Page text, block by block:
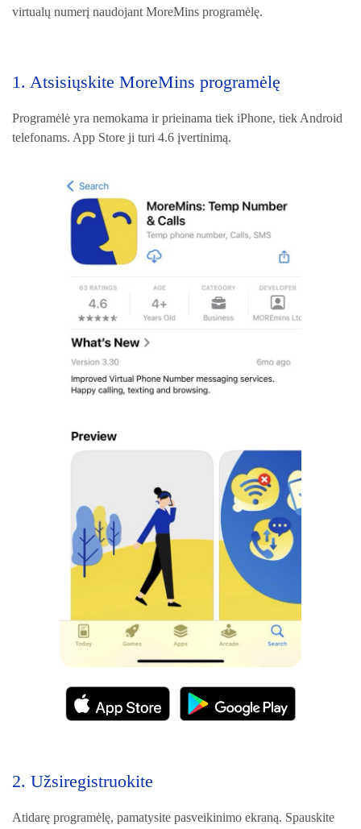
virtualų numerį naudojant MoreMins programėlę.
1. Atsisiųskite MoreMins programėlę
Programėlė yra nemokama ir prieinama tiek iPhone, tiek Android
telefonams. App Store ji turi 4.6 įvertinimą.
2. Užsiregistruokite
Atidarę programėlę, pamatysite pasveikinimo ekraną. Spauskite